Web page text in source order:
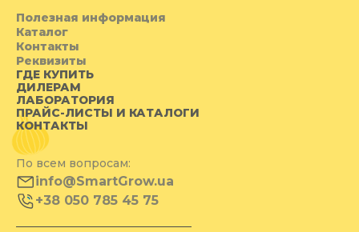
Полезная информация
Каталог
Контакты
Реквизиты
ГДЕ КУПИТЬ
ДИЛЕРАМ
ЛАБОРАТОРИЯ
ПРАЙС-ЛИСТЫ И КАТАЛОГИ
КОНТАКТЫ
По всем вопросам:
info@SmartGrow.ua
+38 050 785 45 75